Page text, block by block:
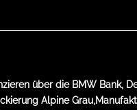
über die BMW Bank,
Alpine